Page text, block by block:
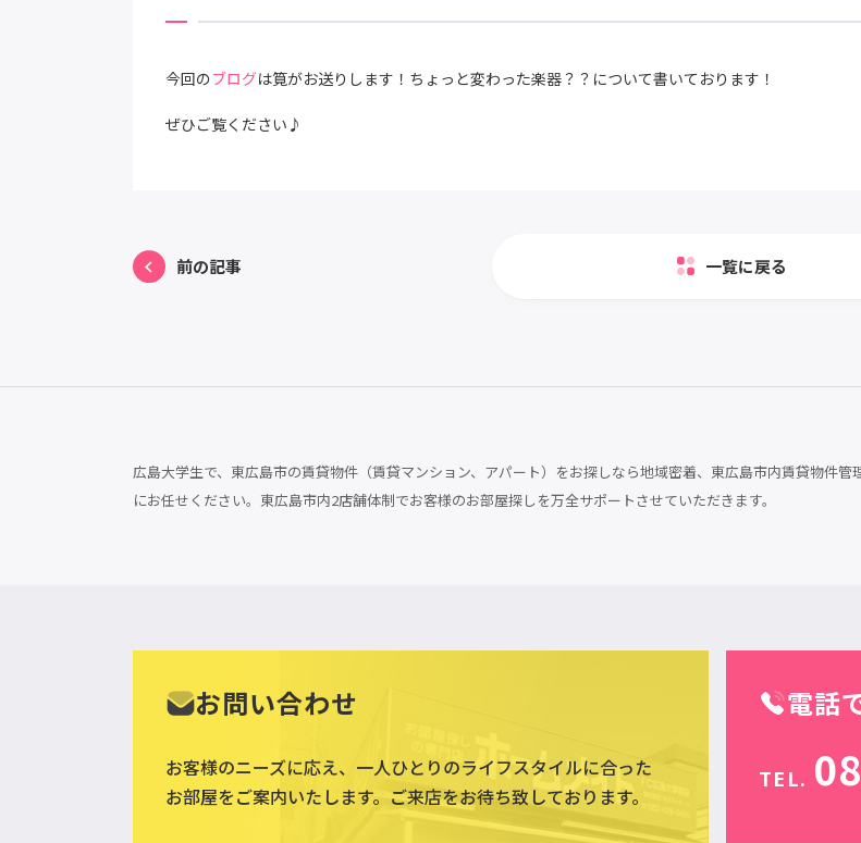
今回のブログは筧がお送りします！ちょっと変わった楽器？？について書いております！
ぜひご覧ください♪
前の記事 一覧に戻る
広島大学生で、東広島市の賃貸物件（賃貸マンション、アパート）をお探しなら地域密着、東広島市内賃貸物件
にお任せください。東広島市内2店舗体制でお客様のお部屋探しを万全サポートさせていただきます。
お問い合わせ
お客様のニーズに応え、一人ひとりのライフスタイルに合った
お部屋をご案内いたします。ご来店をお待ち致しております。
電話
TEL.